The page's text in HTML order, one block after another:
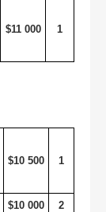
$11 000 1
$10 500 1
$10 000 2